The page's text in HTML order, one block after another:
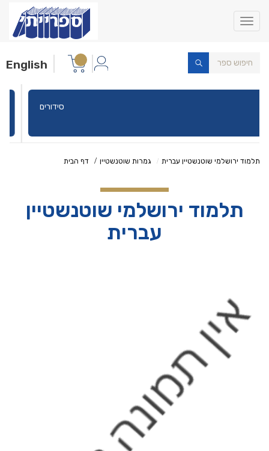
Toggle
navigation
English
סידורים
דף הבית גמרות שוטנשטיין תלמוד ירושלמי שוטנשטיין עברית
תלמוד ירושלמי שוטנשטיין
עברית